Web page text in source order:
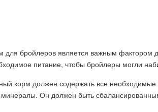
для бройлеров является важным фактором
питание, чтобы бройлеры могли
корм должен содержать все необходимые
Он должен быть